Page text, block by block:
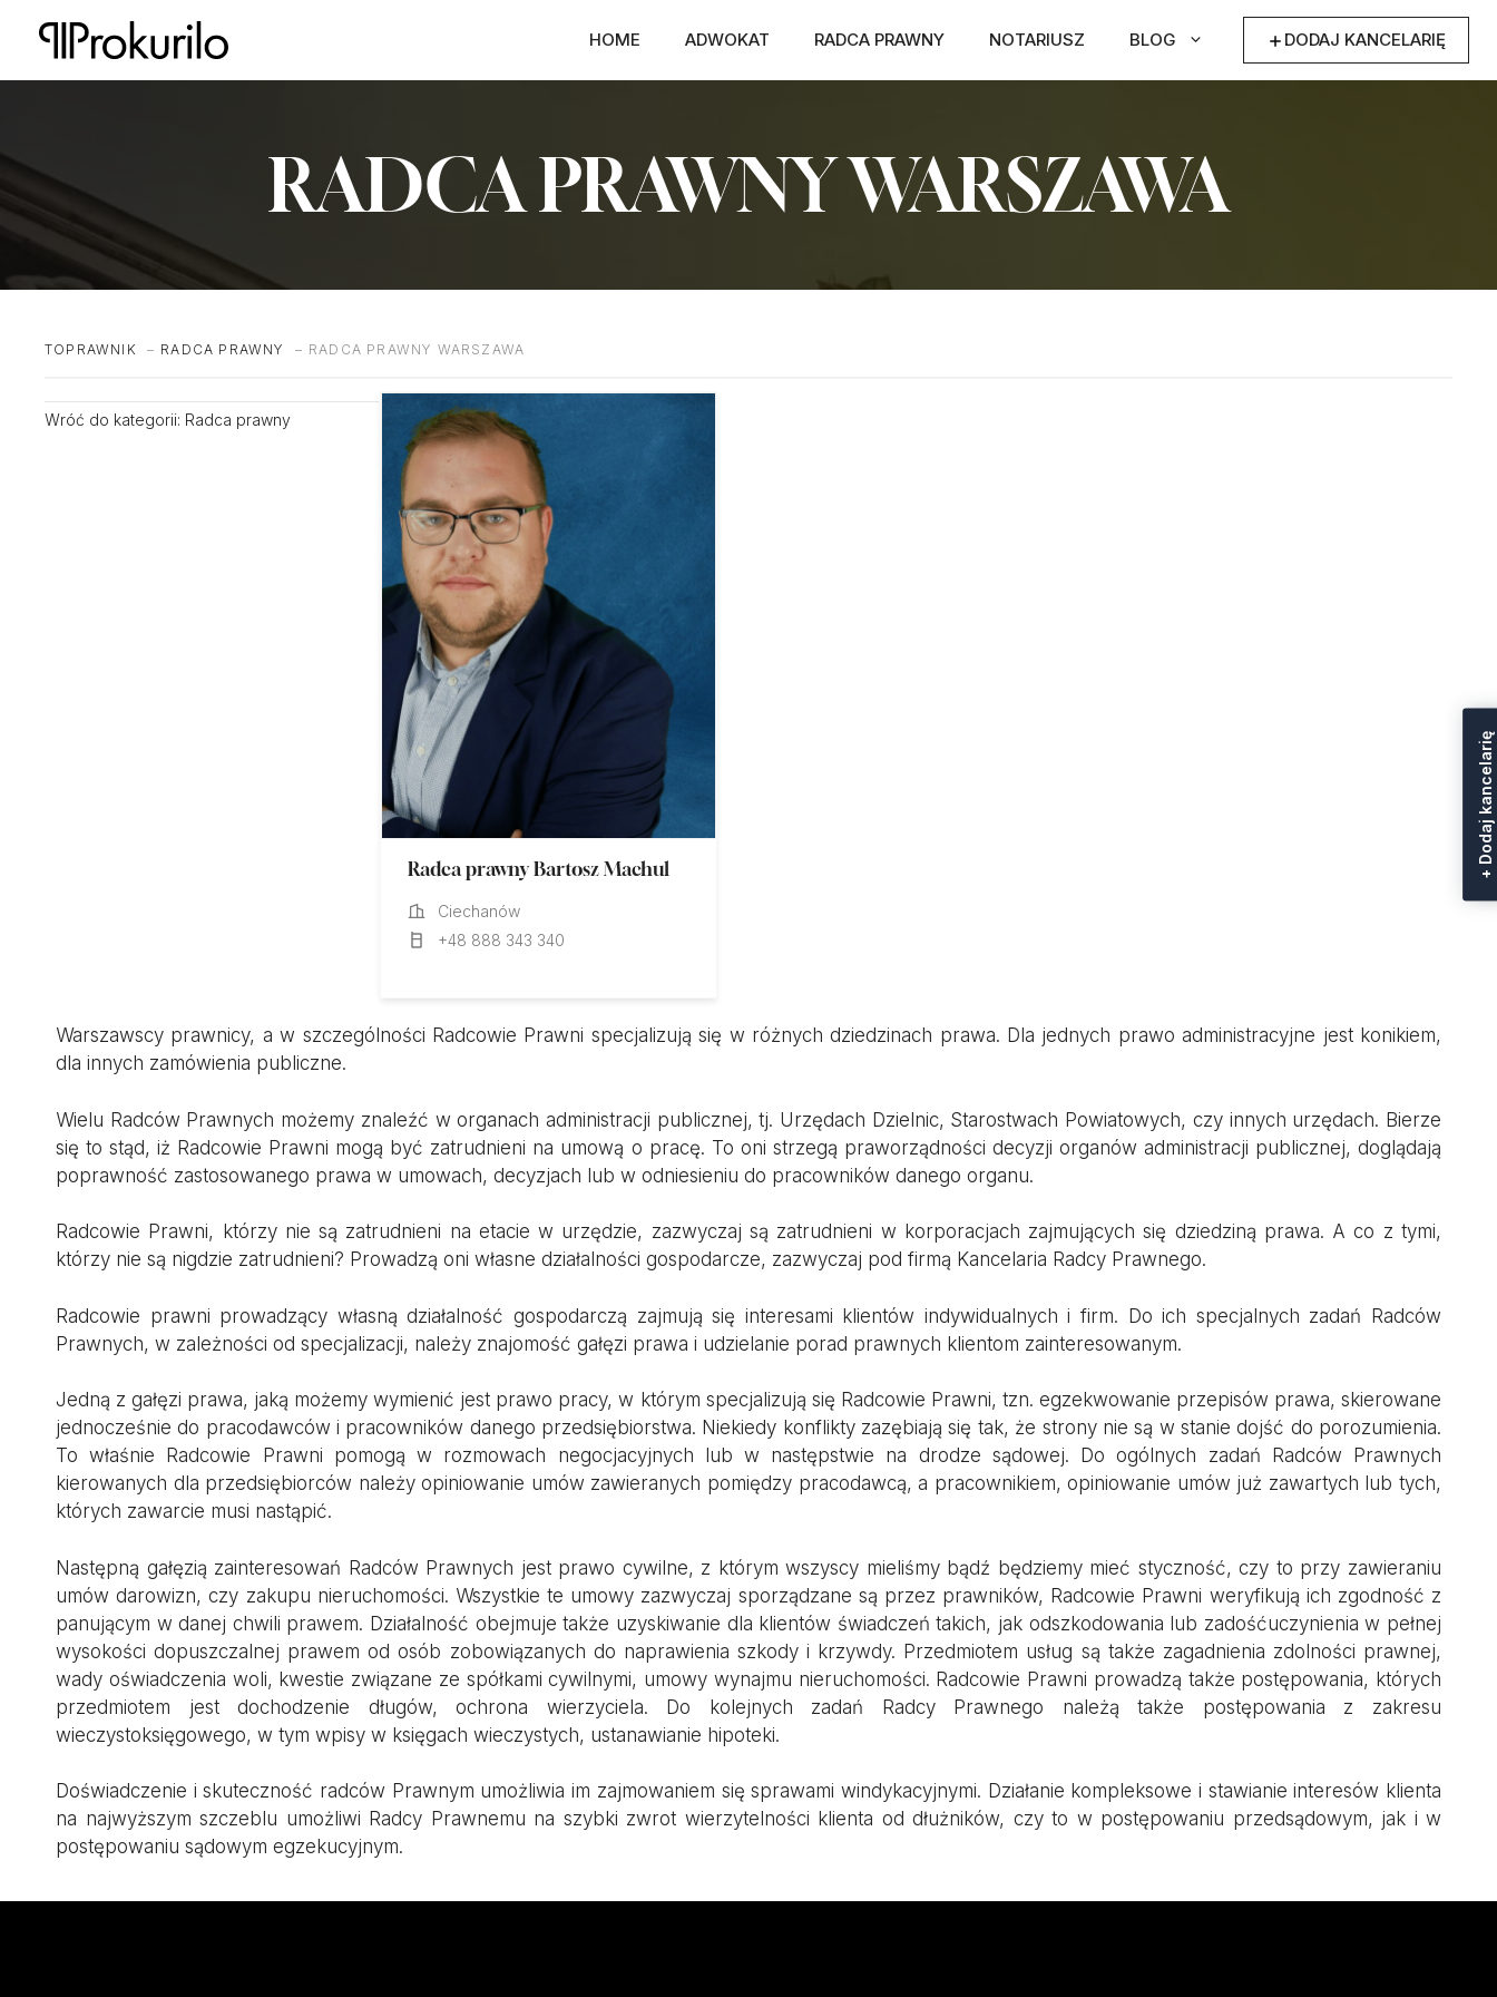
HOME ADWOKAT RADCA PRAWNY NOTARIUSZ BLOG DODAJ KANCELARIĘ
RADCA PRAWNY WARSZAWA
TOPRAWNIK RADCA PRAWNY RADCA PRAWNY WARSZAWA
Wróć do kategorii: Radca prawny
Radca prawny Bartosz Machul
Ciechanów
+48 888 343 340
+ Dodaj kancelarię
Warszawscy prawnicy, a w szczególności Radcowie Prawni specjalizują się w różnych dziedzinach prawa. Dla jednych prawo administracyjne jest konikiem,
dla innych zamówienia publiczne.
Wielu Radców Prawnych możemy znaleźć w organach administracji publicznej, tj. Urzędach Dzielnic, Starostwach Powiatowych, czy innych urzędach. Bierze
się to stąd, iż Radcowie Prawni mogą być zatrudnieni na umową o pracę. To oni strzegą praworządności decyzji organów administracji publicznej, doglądają
poprawność zastosowanego prawa w umowach, decyzjach lub w odniesieniu do pracowników danego organu.
Radcowie Prawni, którzy nie są zatrudnieni na etacie w urzędzie, zazwyczaj są zatrudnieni w korporacjach zajmujących się dziedziną prawa. A co z tymi,
którzy nie są nigdzie zatrudnieni? Prowadzą oni własne działalności gospodarcze, zazwyczaj pod firmą Kancelaria Radcy Prawnego.
Radcowie prawni prowadzący własną działalność gospodarczą zajmują się interesami klientów indywidualnych i firm. Do ich specjalnych zadań Radców
Prawnych, w zależności od specjalizacji, należy znajomość gałęzi prawa i udzielanie porad prawnych klientom zainteresowanym.
Jedną z gałęzi prawa, jaką możemy wymienić jest prawo pracy, w którym specjalizują się Radcowie Prawni, tzn. egzekwowanie przepisów prawa, skierowane
jednocześnie do pracodawców i pracowników danego przedsiębiorstwa. Niekiedy konflikty zazębiają się tak, że strony nie są w stanie dojść do porozumienia.
To właśnie Radcowie Prawni pomogą w rozmowach negocjacyjnych lub w następstwie na drodze sądowej. Do ogólnych zadań Radców Prawnych
kierowanych dla przedsiębiorców należy opiniowanie umów zawieranych pomiędzy pracodawcą, a pracownikiem, opiniowanie umów już zawartych lub tych,
których zawarcie musi nastąpić.
Następną gałęzią zainteresowań Radców Prawnych jest prawo cywilne, z którym wszyscy mieliśmy bądź będziemy mieć styczność, czy to przy zawieraniu
umów darowizn, czy zakupu nieruchomości. Wszystkie te umowy zazwyczaj sporządzane są przez prawników, Radcowie Prawni weryfikują ich zgodność z
panującym w danej chwili prawem. Działalność obejmuje także uzyskiwanie dla klientów świadczeń takich, jak odszkodowania lub zadośćuczynienia w pełnej
wysokości dopuszczalnej prawem od osób zobowiązanych do naprawienia szkody i krzywdy. Przedmiotem usług są także zagadnienia zdolności prawnej,
wady oświadczenia woli, kwestie związane ze spółkami cywilnymi, umowy wynajmu nieruchomości. Radcowie Prawni prowadzą także postępowania, których
przedmiotem jest dochodzenie długów, ochrona wierzyciela. Do kolejnych zadań Radcy Prawnego należą także postępowania z zakresu
wieczystoksięgowego, w tym wpisy w księgach wieczystych, ustanawianie hipoteki.
Doświadczenie i skuteczność radców Prawnym umożliwia im zajmowaniem się sprawami windykacyjnymi. Działanie kompleksowe i stawianie interesów klienta
na najwyższym szczeblu umożliwi Radcy Prawnemu na szybki zwrot wierzytelności klienta od dłużników, czy to w postępowaniu przedsądowym, jak i w
postępowaniu sądowym egzekucyjnym.